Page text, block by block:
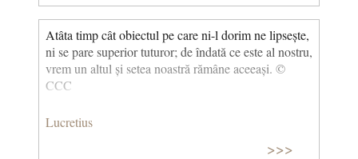
Atâta timp cât obiectul pe care ni-l dorim ne lipsește,
ni se pare superior tuturor; de îndată ce este al nostru,
vrem un altul și setea noastră rămâne aceeași. ©
CCC
Lucretius
>>>